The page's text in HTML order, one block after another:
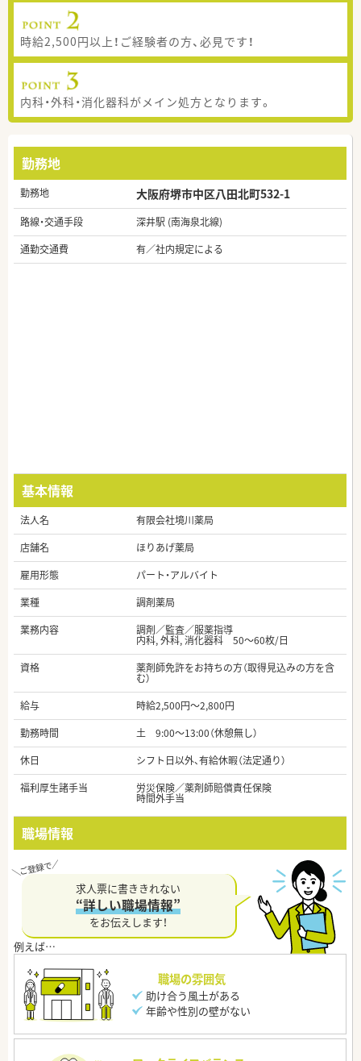
時給2,500円以上！ご経験者の方、必見です！
内科・外科・消化器科がメイン処方となります。
勤務地
勤務地 大阪府堺市中区八田北町532-1
路線・交通手段
深井駅 (南海泉北線)
通勤交通費
有／社内規定による
基本情報
法人名
有限会社境川薬局
店舗名
ほりあげ薬局
雇用形態
パート・アルバイト
業種
調剤薬局
業務内容
調剤／監査／服薬指導
内科, 外科, 消化器科 50～60枚/日
資格
薬剤師免許をお持ちの方（取得見込みの方を含
む）
給与
時給2,500円～2,800円
勤務時間
土 9:00～13:00（休憩無し）
休日
シフト日以外、有給休暇（法定通り）
福利厚生諸手当
労災保険／薬剤師賠償責任保険
時間外手当
職場情報
求人票に書ききれない
“詳しい職場情報”
をお伝えします！
職場の雰囲気
助け合う風土がある
年齢や性別の壁がない